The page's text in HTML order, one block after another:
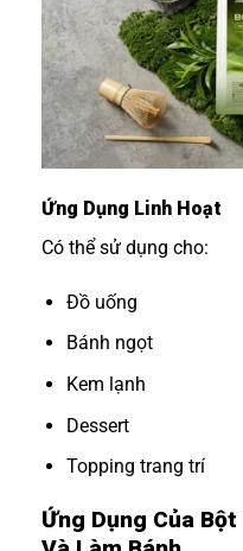
Ứng Dụng Linh Hoạt
Có thể sử dụng cho:
Đồ uống
Bánh ngọt
Kem lạnh
Dessert
Topping trang trí
Ứng Dụng Của